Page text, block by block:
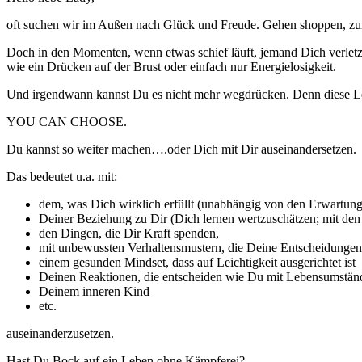
oft suchen wir im Außen nach Glück und Freude. Gehen shoppen,
Doch in den Momenten, wenn etwas schief läuft, jemand Dich
wie ein Drücken auf der Brust oder einfach nur Energielosigkeit.
Und irgendwann kannst Du es nicht mehr wegdrücken. Denn diese
YOU CAN CHOOSE.
Du kannst so weiter machen….oder Dich mit Dir auseinandersetzen.
Das bedeutet u.a. mit:
dem, was Dich wirklich erfüllt (unabhängig von den
Deiner Beziehung zu Dir (Dich lernen wertzuschätzen; mit
den Dingen, die Dir Kraft spenden,
mit unbewussten Verhaltensmustern, die Deine
einem gesunden Mindset, dass auf Leichtigkeit ausgerichtet ist
Deinen Reaktionen, die entscheiden wie Du mit
Deinem inneren Kind
etc.
auseinanderzusetzen.